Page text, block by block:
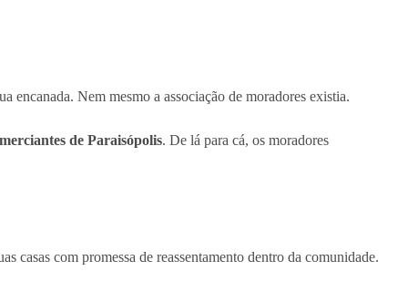
encanada. Nem mesmo a associação de moradores existia.
de Paraisópolis. De lá para cá, os moradores
casas com promessa de reassentamento dentro da comunidade.